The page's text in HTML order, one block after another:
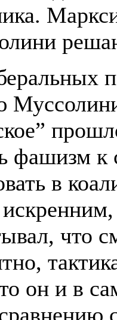
фашизм к
в
что
он и в